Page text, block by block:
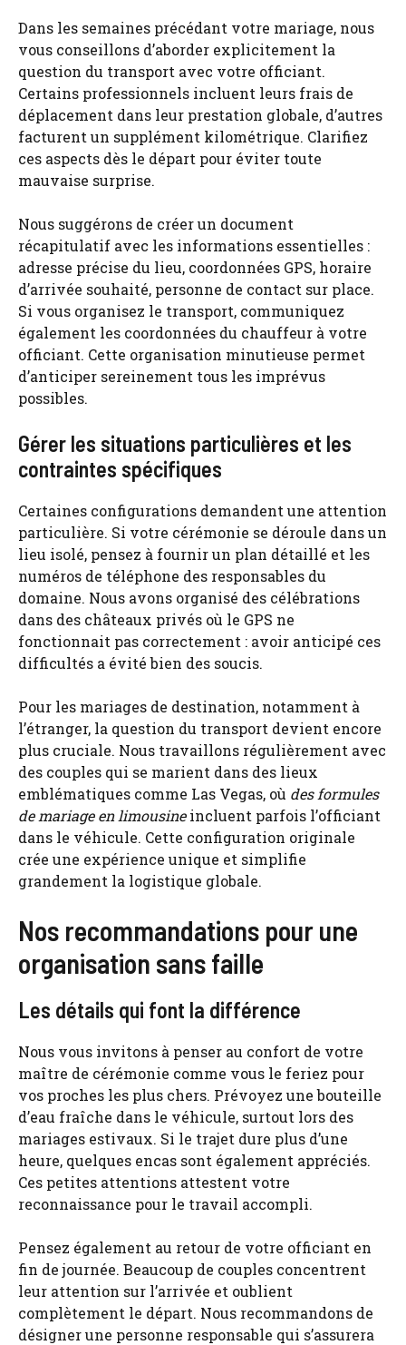
Dans les semaines précédant votre mariage, nous
vous conseillons d’aborder explicitement la
question du transport avec votre officiant.
Certains professionnels incluent leurs frais de
déplacement dans leur prestation globale, d’autres
facturent un supplément kilométrique. Clarifiez
ces aspects dès le départ pour éviter toute
mauvaise surprise.
Nous suggérons de créer un document
récapitulatif avec les informations essentielles :
adresse précise du lieu, coordonnées GPS, horaire
d’arrivée souhaité, personne de contact sur place.
Si vous organisez le transport, communiquez
également les coordonnées du chauffeur à votre
officiant. Cette organisation minutieuse permet
d’anticiper sereinement tous les imprévus
possibles.
Gérer les situations particulières et les
contraintes spécifiques
Certaines configurations demandent une attention
particulière. Si votre cérémonie se déroule dans un
lieu isolé, pensez à fournir un plan détaillé et les
numéros de téléphone des responsables du
domaine. Nous avons organisé des célébrations
dans des châteaux privés où le GPS ne
fonctionnait pas correctement : avoir anticipé ces
difficultés a évité bien des soucis.
Pour les mariages de destination, notamment à
l’étranger, la question du transport devient encore
plus cruciale. Nous travaillons régulièrement avec
des couples qui se marient dans des lieux
emblématiques comme Las Vegas, où des formules
de mariage en limousineincluent parfois l’officiant
dans le véhicule. Cette configuration originale
crée une expérience unique et simplifie
grandement la logistique globale.
Nos recommandations pour une
organisation sans faille
Les détails qui font la différence
Nous vous invitons à penser au confort de votre
maître de cérémonie comme vous le feriez pour
vos proches les plus chers. Prévoyez une bouteille
d’eau fraîche dans le véhicule, surtout lors des
mariages estivaux. Si le trajet dure plus d’une
heure, quelques encas sont également appréciés.
Ces petites attentions attestent votre
reconnaissance pour le travail accompli.
Pensez également au retour de votre officiant en
fin de journée. Beaucoup de couples concentrent
leur attention sur l’arrivée et oublient
complètement le départ. Nous recommandons de
désigner une personne responsable qui s’assurera